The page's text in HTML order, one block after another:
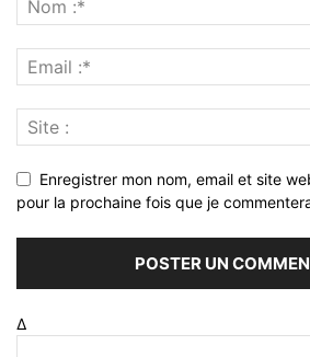
Enregistrer mon nom, email et site
pour la prochaine fois que je
Δ